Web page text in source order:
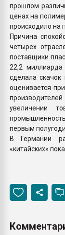
прошлом
ценах на
происходило на
Причина
четырех
поставщики
22,2 миллиарда
сделала скачок
оценивается
увеличении
первым
В Германии
«китайских»